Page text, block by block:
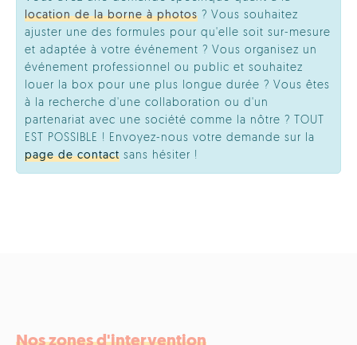
location de la borne à photos ? Vous souhaitez
ajuster une des formules pour qu'elle soit sur-mesure
et adaptée à votre événement ? Vous organisez un
événement professionnel ou public et souhaitez
louer la box pour une plus longue durée ? Vous êtes
à la recherche d'une collaboration ou d'un
partenariat avec une société comme la nôtre ? TOUT
EST POSSIBLE ! Envoyez-nous votre demande sur la
page de contact sans hésiter !